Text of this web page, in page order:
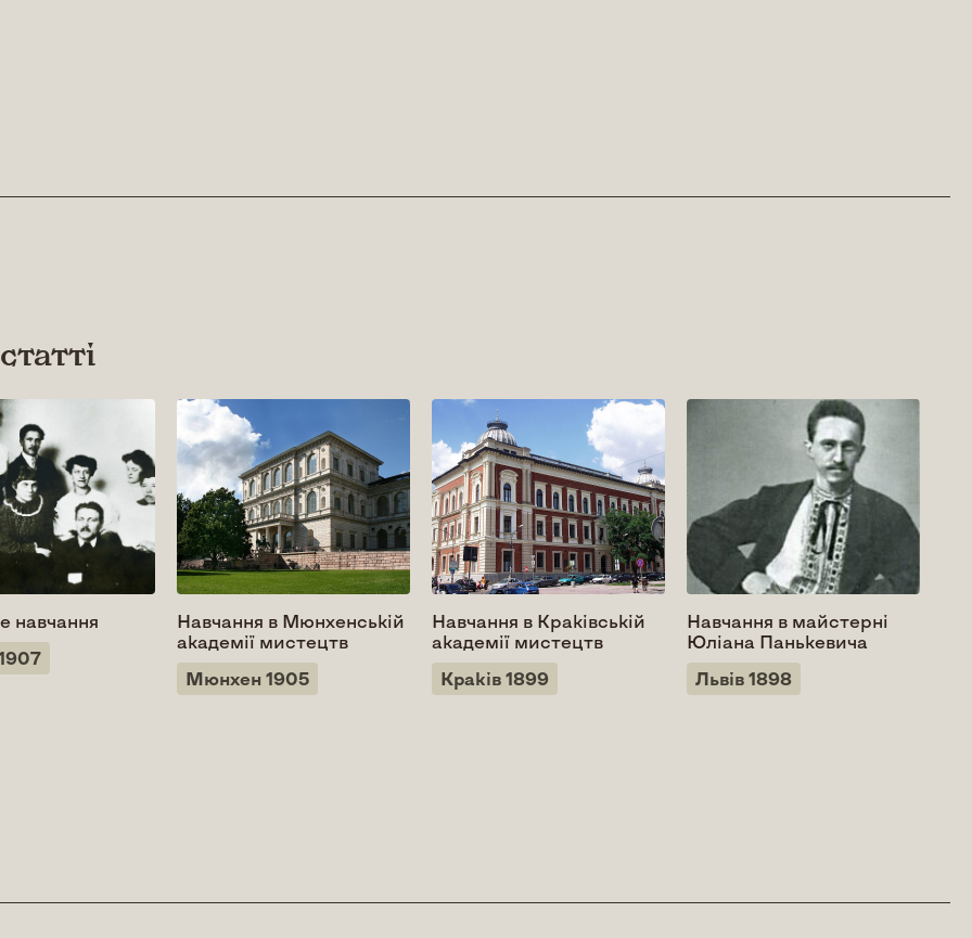
навчання
Навчання в Мюнхенській
академії мистецтв
Мюнхен 1905
Навчання в Краківській
академії мистецтв
Краків 1899
Навчання в майстерні
Юліана Панькевича
Львів 1898